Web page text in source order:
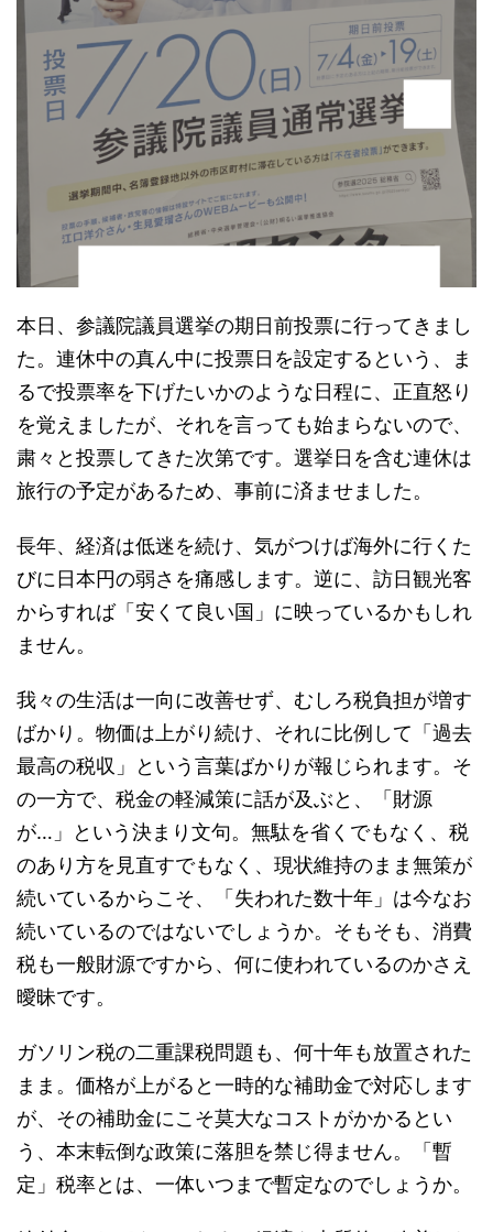
本日、参議院議員選挙の期日前投票に行ってきまし
た。連休中の真ん中に投票日を設定するという、ま
るで投票率を下げたいかのような日程に、正直怒り
を覚えましたが、それを言っても始まらないので、
粛々と投票してきた次第です。選挙日を含む連休は
旅行の予定があるため、事前に済ませました。
長年、経済は低迷を続け、気がつけば海外に行くた
びに日本円の弱さを痛感します。逆に、訪日観光客
からすれば「安くて良い国」に映っているかもしれ
ません。
我々の生活は一向に改善せず、むしろ税負担が増す
ばかり。物価は上がり続け、それに比例して「過去
最高の税収」という言葉ばかりが報じられます。そ
の一方で、税金の軽減策に話が及ぶと、「財源
が…」という決まり文句。無駄を省くでもなく、税
のあり方を見直すでもなく、現状維持のまま無策が
続いているからこそ、「失われた数十年」は今なお
続いているのではないでしょうか。そもそも、消費
税も一般財源ですから、何に使われているのかさえ
曖昧です。
ガソリン税の二重課税問題も、何十年も放置された
まま。価格が上がると一時的な補助金で対応します
が、その補助金にこそ莫大なコストがかかるとい
う、本末転倒な政策に落胆を禁じ得ません。「暫
定」税率とは、一体いつまで暫定なのでしょうか。